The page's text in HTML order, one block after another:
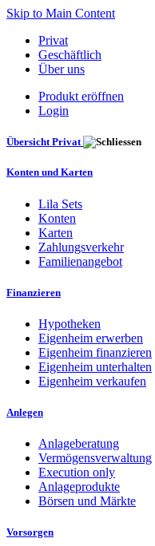
Skip to Main Content
Privat
Geschäftlich
Über uns
Produkt eröffnen
Login
Übersicht Privat
Konten und Karten
Lila Sets
Konten
Karten
Zahlungsverkehr
Familienangebot
Finanzieren
Hypotheken
Eigenheim erwerben
Eigenheim finanzieren
Eigenheim unterhalten
Eigenheim verkaufen
Anlegen
Anlageberatung
Vermögensverwaltung
Execution only
Anlageprodukte
Börsen und Märkte
Vorsorgen